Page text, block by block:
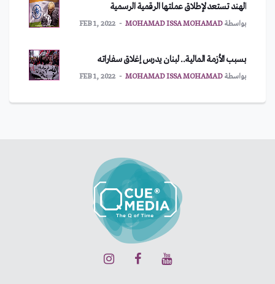
الهند تستعد لإطلاق عملتها الرقمية الرسمية
بواسطةMOHAMAD ISSA MOHAMAD
FEB 1, 2022
بسبب الأزمة المالية.. لبنان يدرس إغلاق سفاراته
بواسطةMOHAMAD ISSA MOHAMAD
FEB 1, 2022